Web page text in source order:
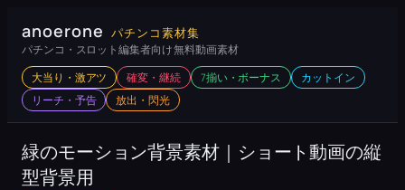
容
ス
キ
プ
anoerone パチンコ素材集
パチンコ・スロット編集者向け 無料動画素材
大当り・激アツ 確変・継続 7揃い・ボーナス
カットイン
リーチ・予告
放出・閃光
緑のモーション背景素材｜ショート動画の縦
型背景用